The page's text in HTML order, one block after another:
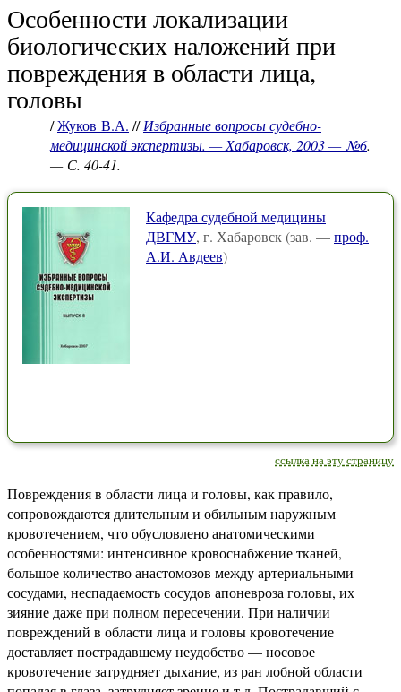
Особенности локализации
биологических наложений при
повреждения в области лица,
головы
/Жуков В.А. //Избранные вопросы судебно-
медицинской экспертизы. — Хабаровск, 2003 — №6.
— С. 40-41.
Кафедра судебной медицины
ДВГМУ, г. Хабаровск (зав. —проф.
А.И. Авдеев)
ссылка на эту страницу
Повреждения в области лица и головы, как правило,
сопровождаются длительным и обильным наружным
кровотечением, что обусловлено анатомическими
особенностями: интенсивное кровоснабжение тканей,
большое количество анастомозов между артериальными
сосудами, неспадаемость сосудов апоневроза головы, их
зияние даже при полном пересечении. При наличии
повреждений в области лица и головы кровотечение
доставляет пострадавшему неудобство — носовое
кровотечение затрудняет дыхание, из ран лобной области